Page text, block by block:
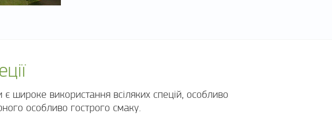
широке використання всіляких спецій, особливо
особливо гострого смаку.